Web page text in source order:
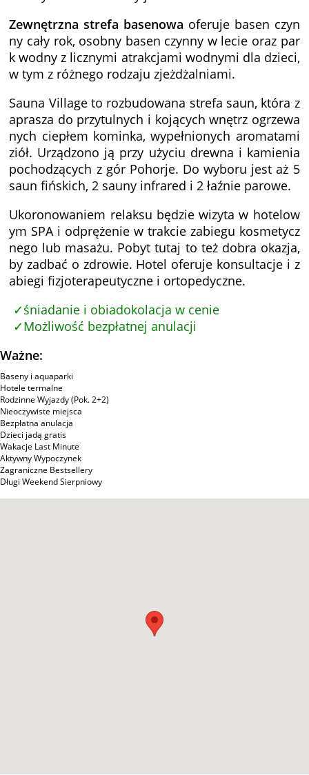
Zewnętrzna strefa basenowa oferuje basen czyn
ny cały rok, osobny basen czynny w lecie oraz par
k wodny z licznymi atrakcjami wodnymi dla dzieci,
w tym z różnego rodzaju zjeżdżalniami.
Sauna Village to rozbudowana strefa saun, która z
aprasza do przytulnych i kojących wnętrz ogrzewa
nych ciepłem kominka, wypełnionych aromatami
ziół. Urządzono ją przy użyciu drewna i kamienia
pochodzących z gór Pohorje. Do wyboru jest aż 5
saun fińskich, 2 sauny infrared i 2 łaźnie parowe.
Ukoronowaniem relaksu będzie wizyta w hotelow
ym SPA i odprężenie w trakcie zabiegu kosmetycz
nego lub masażu. Pobyt tutaj to też dobra okazja,
by zadbać o zdrowie. Hotel oferuje konsultacje i z
abiegi fizjoterapeutyczne i ortopedyczne.
śniadanie i obiadokolacja w cenie
Możliwość bezpłatnej anulacji
Ważne:
Baseny i aquaparki
Hotele termalne
Rodzinne Wyjazdy (Pok. 2+2)
Nieoczywiste miejsca
Bezpłatna anulacja
Dzieci jadą gratis
Wakacje Last Minute
Aktywny Wypoczynek
Zagraniczne Bestsellery
Długi Weekend Sierpniowy